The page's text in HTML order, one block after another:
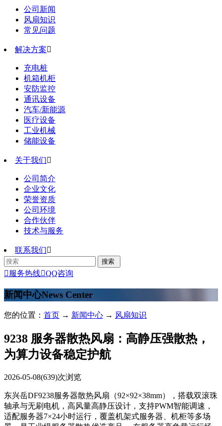
公司新闻
风扇知识
常见问题
解决方案
充电桩
机箱机柜
安防监控
通讯设备
汽车/新能源
医疗设备
工业机械
储能设备
关于我们
公司简介
企业文化
荣誉资质
公司环境
合作伙伴
技术与服务
联系我们
 服务热线QQ咨询
新闻中心News Center
您的位置： 首页 → 新闻中心 → 风扇知识
9238 服务器散热风扇：高静压强散热，
为算力设备稳定护航
2026-05-08(639)次浏览
东兴岳DF9238服务器散热风扇（92×92×38mm），搭载双滚珠
轴承与无刷电机，高风量高静压设计，支持PWM智能调速，
适配服务器7×24小时运行，覆盖机架式服务器、机柜等多场